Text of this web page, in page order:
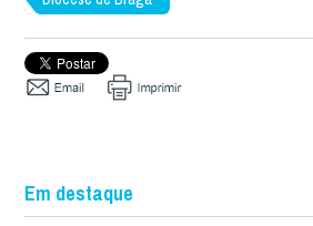
Em destaque